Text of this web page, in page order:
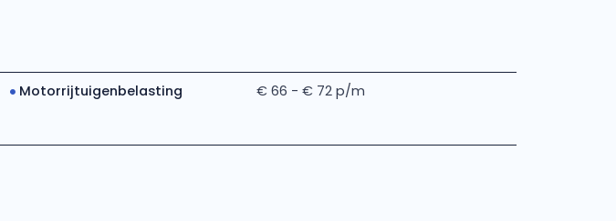
Motorrijtuigenbelasting € 66 - € 72 p/m